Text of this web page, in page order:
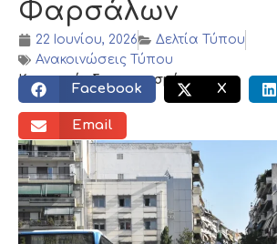
Φαρσάλων
22 Ιουνίου, 2026
Δελτία Τύπου
Ανακοινώσεις Τύπου
Κοινωνικός διαμοιρασμός:
Facebook X
Email